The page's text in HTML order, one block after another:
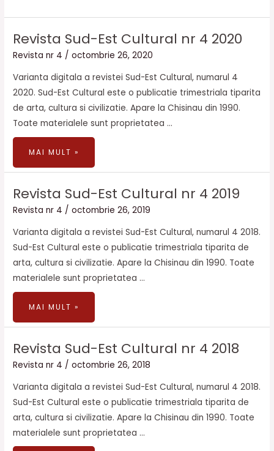
Revista Sud-Est Cultural nr 4 2020
Revista nr 4 /octombrie 26, 2020
Varianta digitala a revistei Sud-Est Cultural, numarul 4
2020. Sud-Est Cultural este o publicatie trimestriala tiparita
de arta, cultura si civilizatie. Apare la Chisinau din 1990.
Toate materialele sunt proprietatea …
REVISTA
SUD-
EST
CULTURAL
NR
2020
MAI MULT »
Revista Sud-Est Cultural nr 4 2019
Revista nr 4 /octombrie 26, 2019
Varianta digitala a revistei Sud-Est Cultural, numarul 4 2018.
Sud-Est Cultural este o publicatie trimestriala tiparita de
arta, cultura si civilizatie. Apare la Chisinau din 1990. Toate
materialele sunt proprietatea …
REVISTA
SUD-
EST
CULTURAL
NR
2019
MAI MULT »
Revista Sud-Est Cultural nr 4 2018
Revista nr 4 /octombrie 26, 2018
Varianta digitala a revistei Sud-Est Cultural, numarul 4 2018.
Sud-Est Cultural este o publicatie trimestriala tiparita de
arta, cultura si civilizatie. Apare la Chisinau din 1990. Toate
materialele sunt proprietatea …
REVISTA
SUD-
EST
CULTURAL
NR
2018